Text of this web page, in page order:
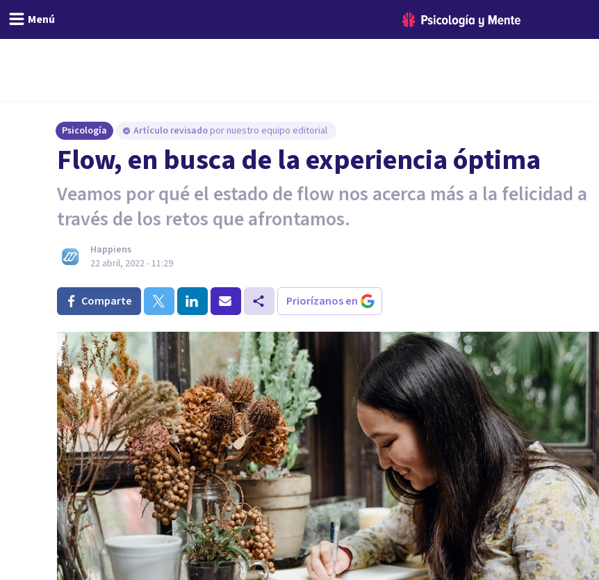
Menú
Psicología Artículo revisado por nuestro equipo editorial
Flow, en busca de la experiencia óptima
Veamos por qué el estado de flow nos acerca más a la felicidad a
través de los retos que afrontamos.
Happiens
22 abril, 2022 - 11:29
Comparte Priorízanos en